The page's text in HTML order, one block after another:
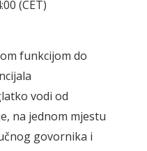
(CET)
funkcijom do
vodi od
na jednom mjestu
govornika i